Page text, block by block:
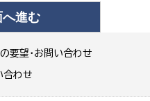
要望・お問い合わせ
合わせ